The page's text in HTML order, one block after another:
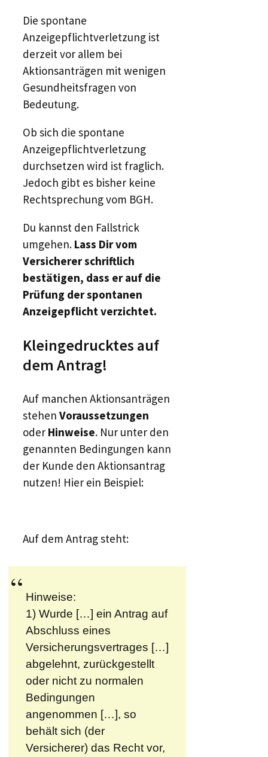
Die spontane
Anzeigepflichtverletzung ist
derzeit vor allem bei
Aktionsanträgen mit wenigen
Gesundheitsfragen von
Bedeutung.
Ob sich die spontane
Anzeigepflichtverletzung
durchsetzen wird ist fraglich.
Jedoch gibt es bisher keine
Rechtsprechung vom BGH.
Du kannst den Fallstrick
umgehen. Lass Dir vom
Versicherer schriftlich
bestätigen, dass er auf die
Prüfung der spontanen
Anzeigepflicht verzichtet.
Kleingedrucktes auf
dem Antrag!
Auf manchen Aktionsanträgen
stehen Voraussetzungen
oder Hinweise. Nur unter den
genannten Bedingungen kann
der Kunde den Aktionsantrag
nutzen! Hier ein Beispiel:
Auf dem Antrag steht:
Hinweise:
1) Wurde […] ein Antrag auf
Abschluss eines
Versicherungsvertrages […]
abgelehnt, zurückgestellt
oder nicht zu normalen
Bedingungen
angenommen […], so
behält sich (der
Versicherer) das Recht vor,